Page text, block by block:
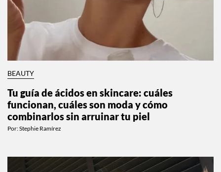
BEAUTY
Tu guía de ácidos en skincare: cuáles
funcionan, cuáles son moda y cómo
combinarlos sin arruinar tu piel
Por:Stephie Ramírez